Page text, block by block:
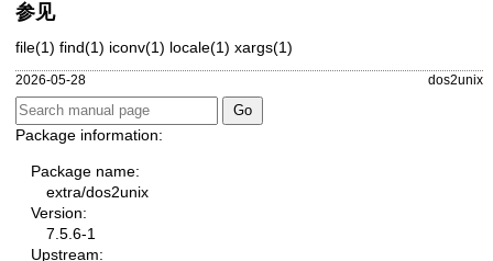
参见
file(1) find(1) iconv(1) locale(1) xargs(1)
2026-05-28 dos2unix
Package information:
Package name:
extra/dos2unix
Version:
7.5.6-1
Upstream: